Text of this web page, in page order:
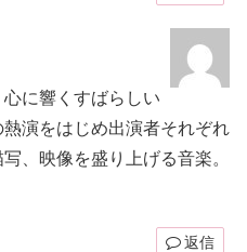
心に響くすばらしい
演をはじめ出演者それぞれ
、映像を盛り上げる音楽。
返信